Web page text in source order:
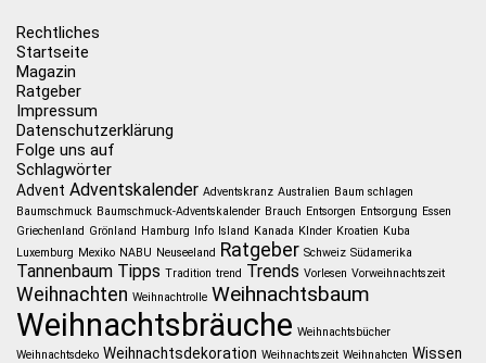
Rechtliches
Startseite
Magazin
Ratgeber
Impressum
Datenschutzerklärung
Folge uns auf
Schlagwörter
Advent Adventskalender Adventskranz Australien Baum schlagen
Baumschmuck Baumschmuck-Adventskalender Brauch Entsorgen Entsorgung Essen
Griechenland Grönland Hamburg Info Island Kanada KInder Kroatien Kuba
Luxemburg Mexiko NABU Neuseeland Ratgeber Schweiz Südamerika
Tannenbaum Tipps Tradition trend Trends Vorlesen Vorweihnachtszeit
Weihnachten Weihnachtrolle Weihnachtsbaum
Weihnachtsbräuche Weihnachtsbücher
Weihnachtsdeko Weihnachtsdekoration Weihnachtszeit Weihnahcten Wissen